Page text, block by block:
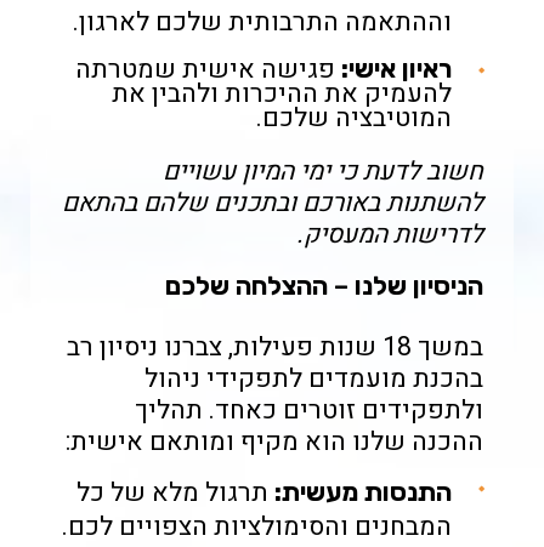
וההתאמה התרבותית שלכם לארגון.
ראיון אישי: פגישה אישית שמטרתה
להעמיק את ההיכרות ולהבין את
המוטיבציה שלכם.
חשוב לדעת כי ימי המיון עשויים
להשתנות באורכם ובתכנים שלהם בהתאם
לדרישות המעסיק.
הניסיון שלנו – ההצלחה שלכם
במשך 18 שנות פעילות, צברנו ניסיון רב
בהכנת מועמדים לתפקידי ניהול
ולתפקידים זוטרים כאחד. תהליך
ההכנה שלנו הוא מקיף ומותאם אישית:
התנסות מעשית: תרגול מלא של כל
המבחנים והסימולציות הצפויים לכם.